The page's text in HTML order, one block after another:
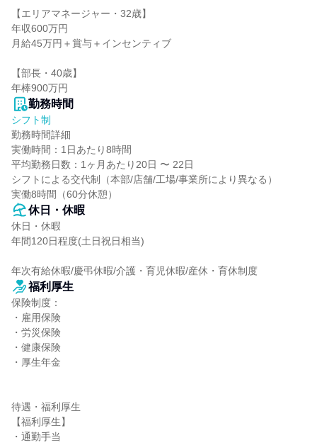
【エリアマネージャー・32歳】
年収600万円
月給45万円＋賞与＋インセンティブ
【部長・40歳】
年棒900万円
勤務時間
シフト制
勤務時間詳細
実働時間：1日あたり8時間
平均勤務日数：1ヶ月あたり20日 〜 22日
シフトによる交代制（本部/店舗/工場/事業所により異なる）
実働8時間（60分休憩）
休日・休暇
休日・休暇
年間120日程度(土日祝日相当)
年次有給休暇/慶弔休暇/介護・育児休暇/産休・育休制度
福利厚生
保険制度：
・雇用保険
・労災保険
・健康保険
・厚生年金
待遇・福利厚生
【福利厚生】
・通勤手当